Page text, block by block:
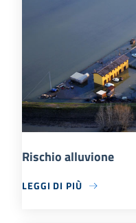
Rischio alluvione
LEGGI DI PIÙ